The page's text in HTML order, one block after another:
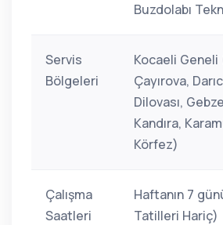
Buzdolabı
Servis
Bölgeleri
Kocaeli Geneli
Çayırova,
Dilovası,
Kandıra,
Körfez)
Çalışma
Saatleri
Haftanın 7
Tatilleri Hariç)